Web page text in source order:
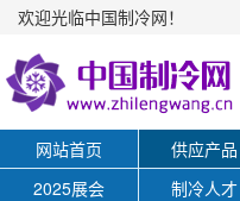
欢迎光临中国制冷网！
网站首页
供应产品
2025展会
制冷人才